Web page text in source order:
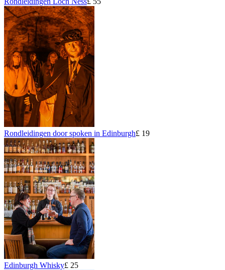
Rondleidingen door spoken in Edinburgh£ 19
Edinburgh Whisky£ 25